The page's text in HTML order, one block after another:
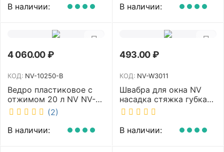
В наличии:
В наличии:
4 060.00₽
КОД: NV-10250-B
Ведро пластиковое с
отжимом 20 л NV NV-
10250-B
(2)
В наличии:
493.00₽
КОД: NV-W3011
Швабра для окна NV
насадка стяжка губка
30 см телескопическая
рукоятка 70-110 см NV-
W3011
В наличии: